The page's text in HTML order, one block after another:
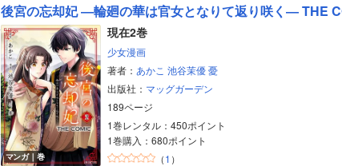
後宮の忘却妃 ―輪廻の華は官女となりて返り咲く― THE
マンガ｜巻
現在2巻
少女漫画
著者： あかこ 池谷茉優 憂
出版社： マッグガーデン
189ページ
1巻レンタル：450ポイント
1巻購入：680ポイント
（1 ）